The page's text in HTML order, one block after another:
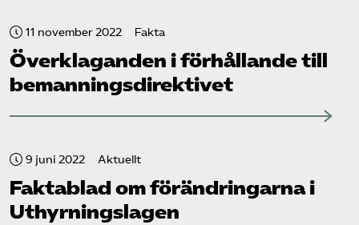
11 november 2022 Fakta
Överklaganden i förhållande till
bemannings­direktivet
9 juni 2022 Aktuellt
Faktablad om förändringarna i
Uthyrningslagen